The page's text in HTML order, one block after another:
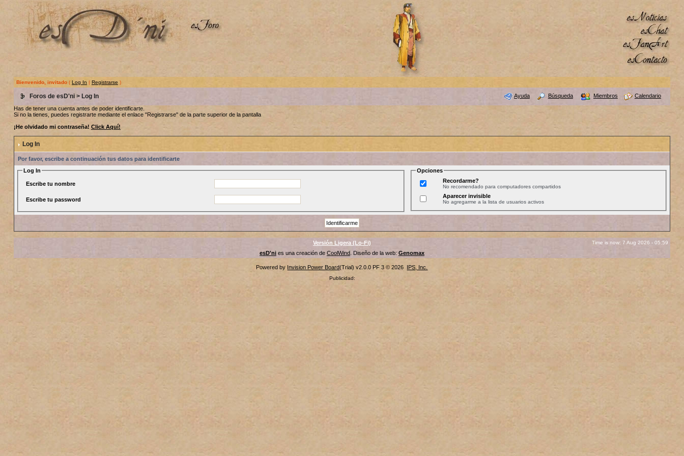
Bienvenido, invitado( Log In | Registrarse )
Foros de esD'ni> Log In Ayuda Búsqueda Miembros Calendario
Has de tener una cuenta antes de poder identificarte.
Si no la tienes, puedes registrarte mediante el enlace "Registrarse" de la parte superior de la pantalla
¡He olvidado mi contraseña! Click Aquí!
Log In
Por favor, escribe a continuación tus datos para identificarte
Log In
Escribe tu nombre
Escribe tu password
Opciones
Recordarme?
No recomendado para computadores compartidos
Aparecer invisible
No agregarme a la lista de usuarios activos
Versión Ligera (Lo-Fi) Time is now: 7 Aug 2026 - 05:59
esD'nies una creación de CoolWind. Diseño de la web: Genomax
Powered by Invision Power Board(Trial) v2.0.0 PF 3 © 2026 IPS, Inc.
Publicidad: